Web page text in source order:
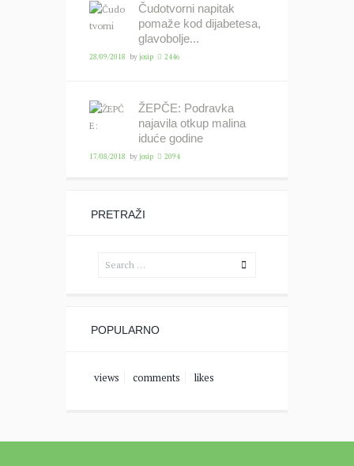
Čudotvorni napitak
pomaže kod dijabetesa,
glavobolje...
28/09/2018 byjosip 2446
ŽEPČE: Podravka
najavila otkup malina
iduće godine
17/08/2018 byjosip 2094
PRETRAŽI
POPULARNO
views comments likes